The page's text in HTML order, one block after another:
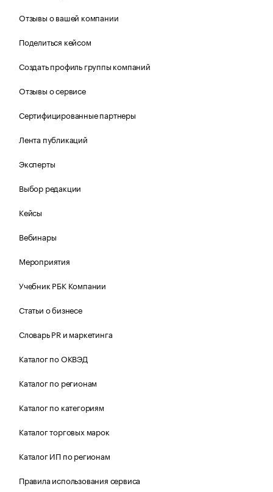
Отзывы о вашей компании
Поделиться кейсом
Создать профиль группы компаний
Отзывы о сервисе
Сертифицированные партнеры
Лента публикаций
Эксперты
Выбор редакции
Кейсы
Вебинары
Мероприятия
Учебник РБК Компании
Статьи о бизнесе
Словарь PR и маркетинга
Каталог по ОКВЭД
Каталог по регионам
Каталог по категориям
Каталог торговых марок
Каталог ИП по регионам
Правила использования сервиса